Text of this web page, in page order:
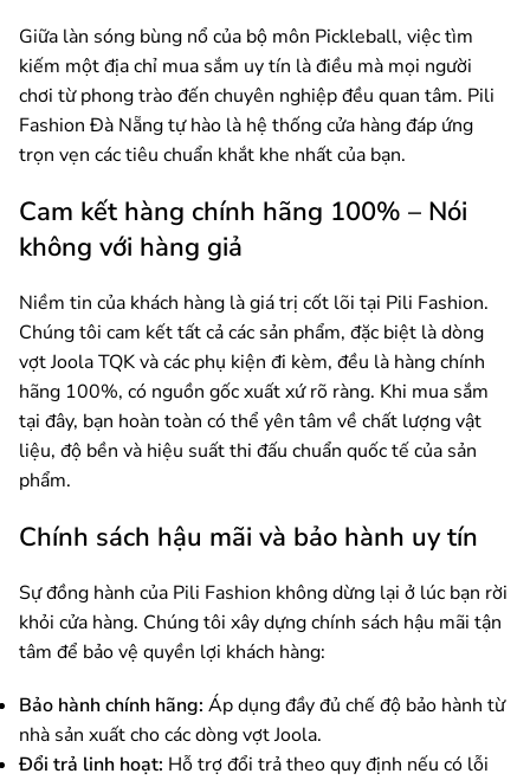
Giữa làn sóng bùng nổ của bộ môn Pickleball, việc tìm
kiếm một địa chỉ mua sắm uy tín là điều mà mọi người
chơi từ phong trào đến chuyên nghiệp đều quan tâm. Pili
Fashion Đà Nẵng tự hào là hệ thống cửa hàng đáp ứng
trọn vẹn các tiêu chuẩn khắt khe nhất của bạn.
Cam kết hàng chính hãng 100% – Nói
không với hàng giả
Niềm tin của khách hàng là giá trị cốt lõi tại Pili Fashion.
Chúng tôi cam kết tất cả các sản phẩm, đặc biệt là dòng
vợt Joola TQK và các phụ kiện đi kèm, đều là hàng chính
hãng 100%, có nguồn gốc xuất xứ rõ ràng. Khi mua sắm
tại đây, bạn hoàn toàn có thể yên tâm về chất lượng vật
liệu, độ bền và hiệu suất thi đấu chuẩn quốc tế của sản
phẩm.
Chính sách hậu mãi và bảo hành uy tín
Sự đồng hành của Pili Fashion không dừng lại ở lúc bạn rời
khỏi cửa hàng. Chúng tôi xây dựng chính sách hậu mãi tận
tâm để bảo vệ quyền lợi khách hàng:
Bảo hành chính hãng: Áp dụng đầy đủ chế độ bảo hành từ
nhà sản xuất cho các dòng vợt Joola.
Đổi trả linh hoạt: Hỗ trợ đổi trả theo quy định nếu có lỗi